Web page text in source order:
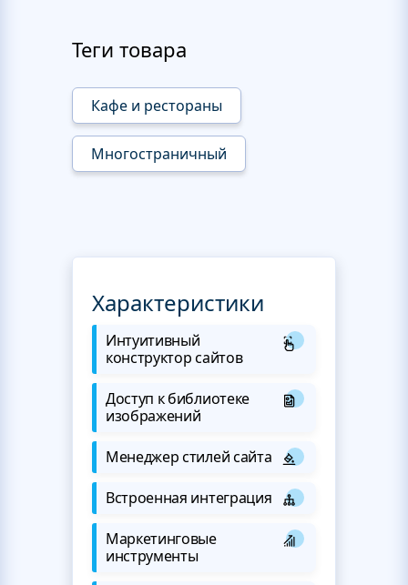
Теги товара
Кафе и рестораны
Многостраничный
Характеристики
Интуитивный
конструктор сайтов
Доступ к библиотеке
изображений
Менеджер стилей сайта
Встроенная интеграция
Маркетинговые
инструменты